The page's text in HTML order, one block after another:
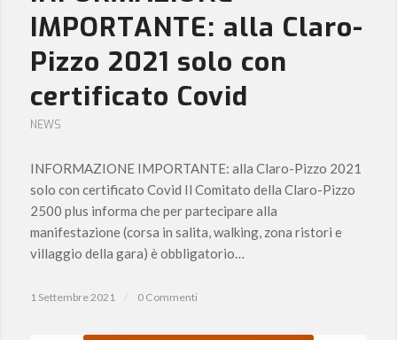
IMPORTANTE: alla Claro-
Pizzo 2021 solo con
certificato Covid
NEWS
INFORMAZIONE IMPORTANTE: alla Claro-Pizzo 2021
solo con certificato Covid Il Comitato della Claro-Pizzo
2500 plus informa che per partecipare alla
manifestazione (corsa in salita, walking, zona ristori e
villaggio della gara) è obbligatorio…
1 Settembre 2021 / 0 Commenti